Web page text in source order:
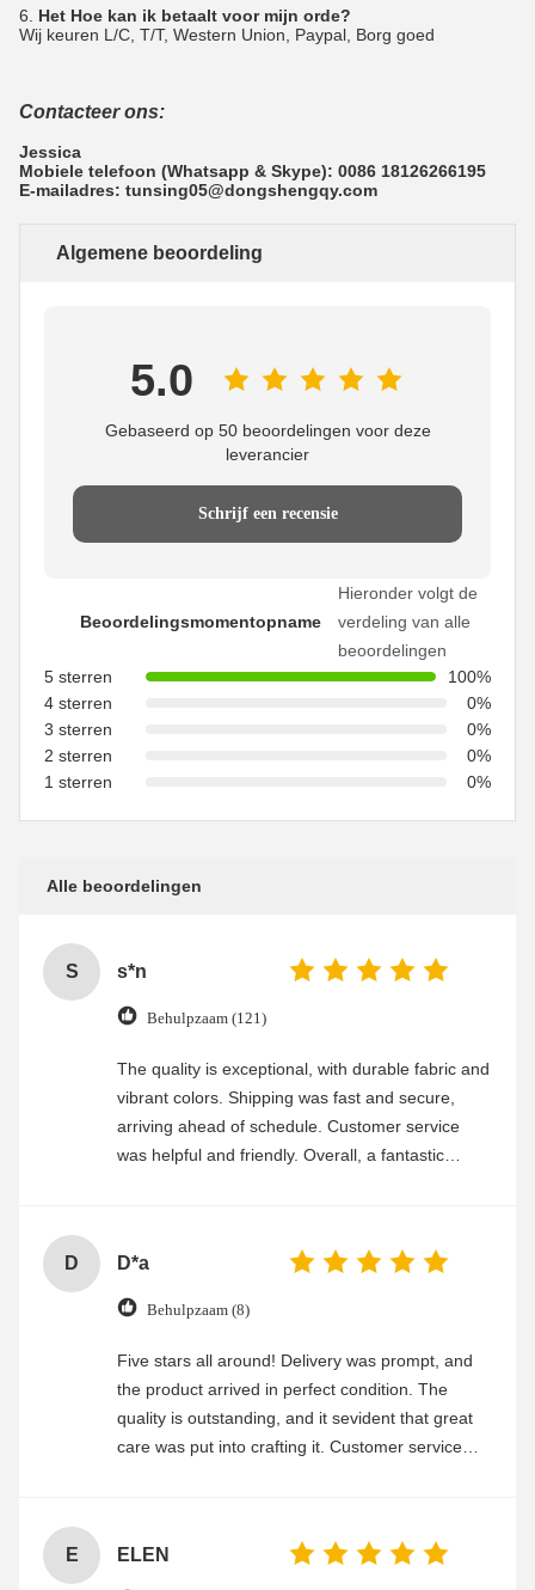
6. Het Hoe kan ik betaalt voor mijn orde?
Wij keuren L/C, T/T, Western Union, Paypal, Borg goed
Contacteer ons:
Jessica
Mobiele telefoon (Whatsapp & Skype): 0086 18126266195
E-mailadres: tunsing05@dongshengqy.com
Algemene beoordeling
5.0
Gebaseerd op 50 beoordelingen voor deze
leverancier
Schrijf een recensie
Beoordelingsmomentopname
Hieronder volgt de
verdeling van alle
beoordelingen
5 sterren
100%
4 sterren
0%
3 sterren
0%
2 sterren
0%
1 sterren
0%
Alle beoordelingen
S s*n
Behulpzaam (121)
The quality is exceptional, with durable fabric and
vibrant colors. Shipping was fast and secure,
arriving ahead of schedule. Customer service
was helpful and friendly. Overall, a fantastic
D D*a
Behulpzaam (8)
Five stars all around! Delivery was prompt, and
the product arrived in perfect condition. The
quality is outstanding, and it sevident that great
care was put into crafting it. Customer service
E ELEN